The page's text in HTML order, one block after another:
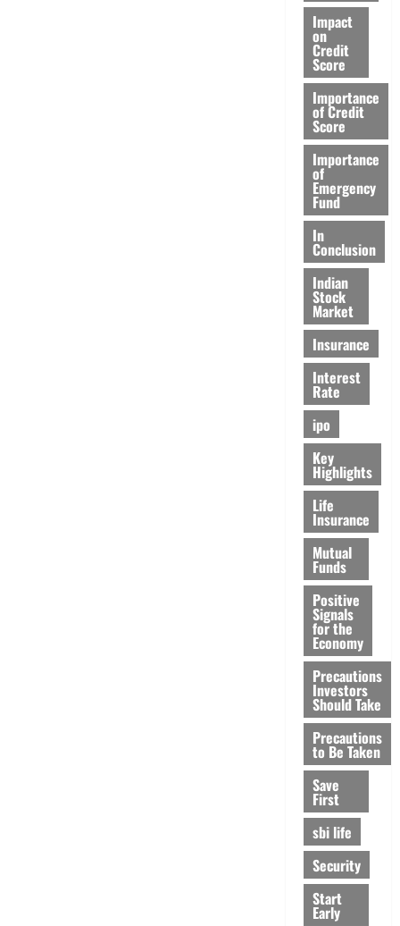
Impact
on
Credit
Score
Importance
of Credit
Score
Importance
of
Emergency
Fund
In
Conclusion
Indian
Stock
Market
Insurance
Interest
Rate
ipo
Key
Highlights
Life
Insurance
Mutual
Funds
Positive
Signals
for the
Economy
Precautions
Investors
Should Take
Precautions
to Be Taken
Save
First
sbi life
Security
Start
Early